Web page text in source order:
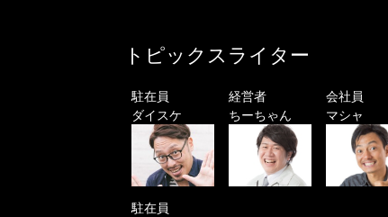
トピックスライター
駐在員
ダイスケ
経営者
ちーちゃん
会社員
マシャ
駐在員